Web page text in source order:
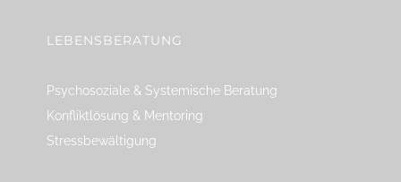
LEBENSBERATUNG
Psychosoziale & Systemische Beratung
Konfliktlösung & Mentoring
Stressbewältigung